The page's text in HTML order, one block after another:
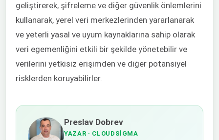
geliştirerek, şifreleme ve diğer güvenlik önlemlerini
kullanarak, yerel veri merkezlerinden yararlanarak
ve yeterli yasal ve uyum kaynaklarına sahip olarak
veri egemenliğini etkili bir şekilde yönetebilir ve
verilerini yetkisiz erişimden ve diğer potansiyel
risklerden koruyabilirler.
Preslav Dobrev
YAZAR · CLOUDSIGMA